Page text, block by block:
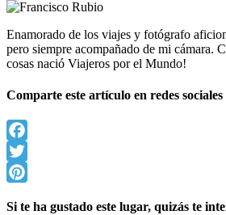
Enamorado de los viajes y fotógrafo
pero siempre acompañado de mi cámara.
cosas nació Viajeros por el Mundo!
Comparte este artículo en redes sociales
Facebook
Twitter
Si te ha gustado este lugar, quizás te